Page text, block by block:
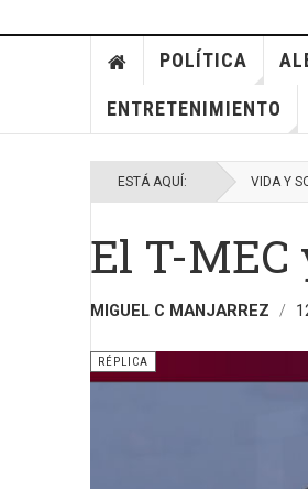
POLÍTICA
ENTRETENIMIENTO
ESTÁ AQUÍ: VIDA Y
El T-
MIGUEL C MANJARREZ
RÉPLICA